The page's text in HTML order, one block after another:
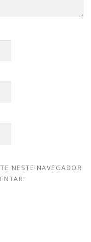
NESTE NAVEGADOR